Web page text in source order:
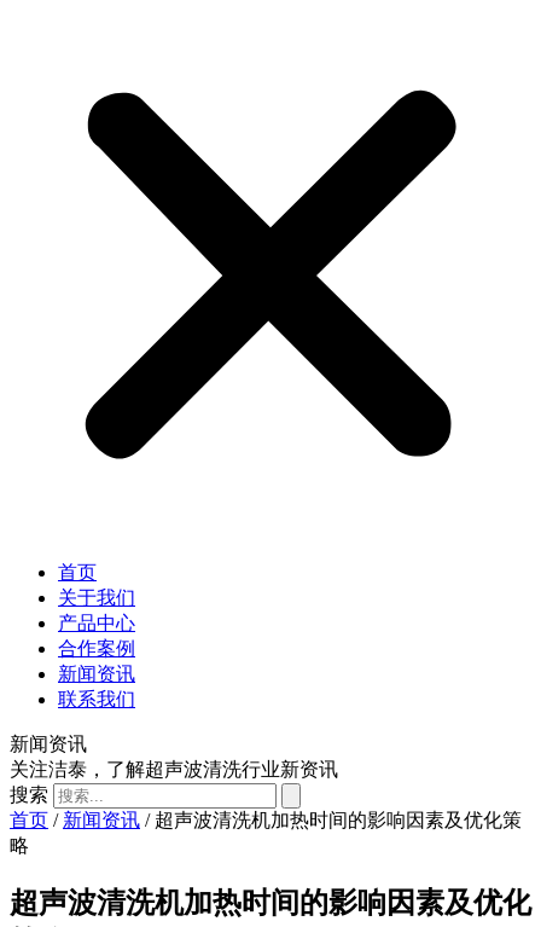
首页
关于我们
产品中心
合作案例
新闻资讯
联系我们
新闻资讯
关注洁泰，了解超声波清洗行业新资讯
搜索
首页 / 新闻资讯 / 超声波清洗机加热时间的影响因素及优化策
略
超声波清洗机加热时间的影响因素及优化